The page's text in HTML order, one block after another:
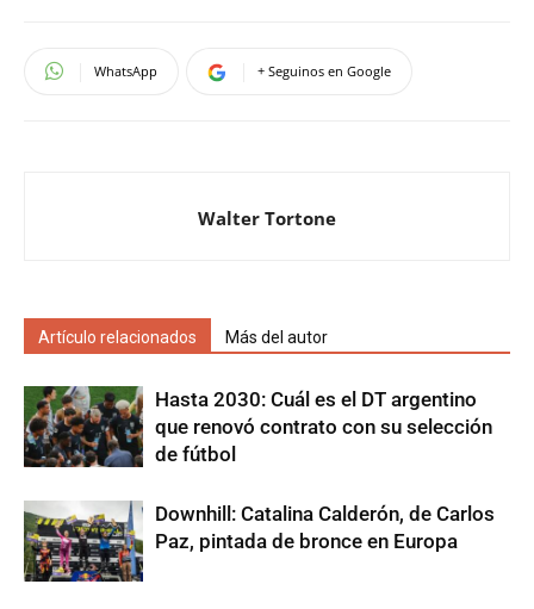
WhatsApp + Seguinos en Google
Walter Tortone
Artículo relacionados Más del autor
Hasta 2030: Cuál es el DT argentino
que renovó contrato con su selección
de fútbol
Downhill: Catalina Calderón, de Carlos
Paz, pintada de bronce en Europa